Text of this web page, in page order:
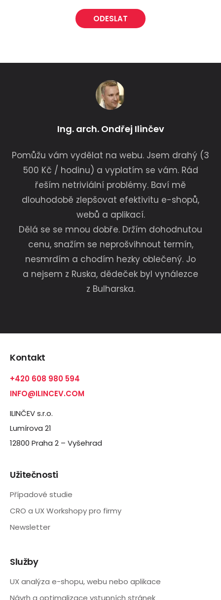
Ing. arch. Ondřej Ilinčev
Pomůžu vám vydělat na webu. Jsem drahý (3
500 Kč / hodinu) a vyplatím se vám. Rád
řeším netriviální problémy. Baví mě
dlouhodobě zlepšovat efektivitu e-shopů,
webů a aplikací.
Dělá se se mnou dobře. Držím dohodnutou
cenu, snažím se neprošvihnout termín,
nesmrdím a chodím hezky oblečený. Jo
a nejsem z Ruska, dědeček byl vynálezce
z Bulharska.
Kontakt
+420 608 980 594
INFO@ILINCEV.COM
ILINČEV s.r.o.
Lumírova 21
12800 Praha 2 – Vyšehrad
Užitečnosti
Případové studie
CRO a UX Workshopy pro firmy
Newsletter
Služby
UX analýza e-shopu, webu nebo aplikace
Návrh a optimalizace vstupních stránek